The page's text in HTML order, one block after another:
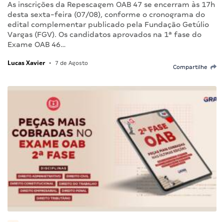
As inscrições da Repescagem OAB 47 se encerram às 17h
desta sexta-feira (07/08), conforme o cronograma do
edital complementar publicado pela Fundação Getúlio
Vargas (FGV). Os candidatos aprovados na 1ª fase do
Exame OAB 46…
Lucas Xavier • 7 de Agosto
Compartilhe